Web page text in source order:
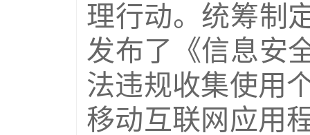
理行动。统筹制
发布了《信息安
法违规收集使用
移动互联网应用